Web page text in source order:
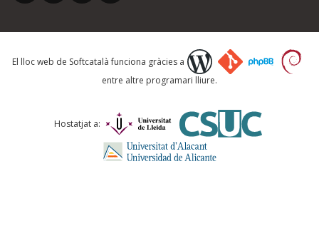
Què proposeu?
Comentari *
El lloc web de Softcatalà funciona gràcies a
entre altre programari lliure.
Hostatjat a: